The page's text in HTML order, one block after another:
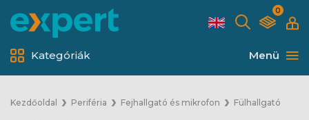
0
Menü
Kategóriák
Kezdőoldal Periféria Fejhallgató és mikrofon Fülhallgató